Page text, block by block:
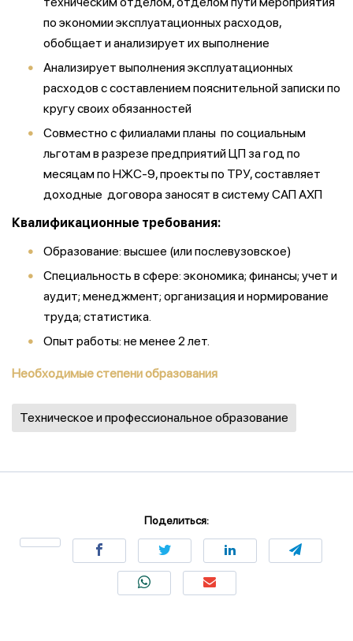
по экономии эксплуатационных расходов,
обобщает и анализирует их выполнение
Анализирует выполнения эксплуатационных
расходов с составлением пояснительной записки по
кругу своих обязанностей
Совместно с филиалами планы по социальным
льготам в разрезе предприятий ЦП за год по
месяцам по НЖС-9, проекты по ТРУ, составляет
доходные договора заносят в систему САП АХП
Квалификационные требования:
Образование: высшее (или послевузовское)
Специальность в сфере: экономика; финансы; учет и
аудит; менеджмент; организация и нормирование
труда; статистика.
Опыт работы: не менее 2 лет.
Необходимые степени образования
Техническое и профессиональное образование
Поделиться: